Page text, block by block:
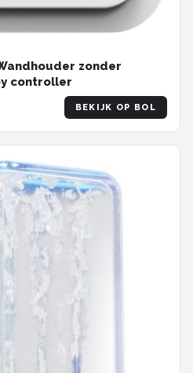
zonder
controller
BEKIJK OP BOL